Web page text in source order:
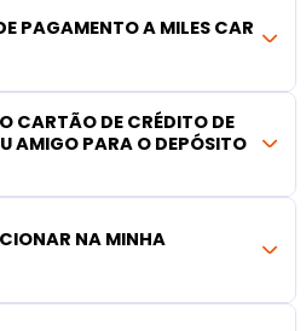
PAGAMENTO A MILES CAR
CARTÃO DE CRÉDITO DE
AMIGO PARA O DEPÓSITO
NA MINHA